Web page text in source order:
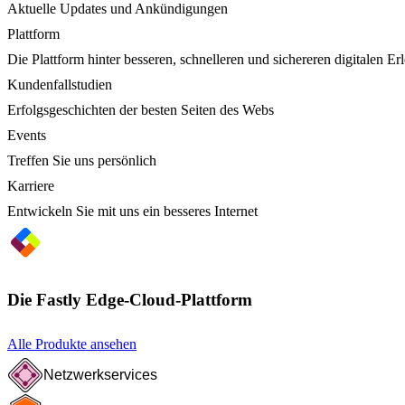
Aktuelle Updates und Ankündigungen
Plattform
Die Plattform hinter besseren, schnelleren und sichereren digitalen
Kundenfallstudien
Erfolgsgeschichten der besten Seiten des Webs
Events
Treffen Sie uns persönlich
Karriere
Entwickeln Sie mit uns ein besseres Internet
Die Fastly Edge-Cloud-Plattform
Alle Produkte ansehen
Netzwerkservices